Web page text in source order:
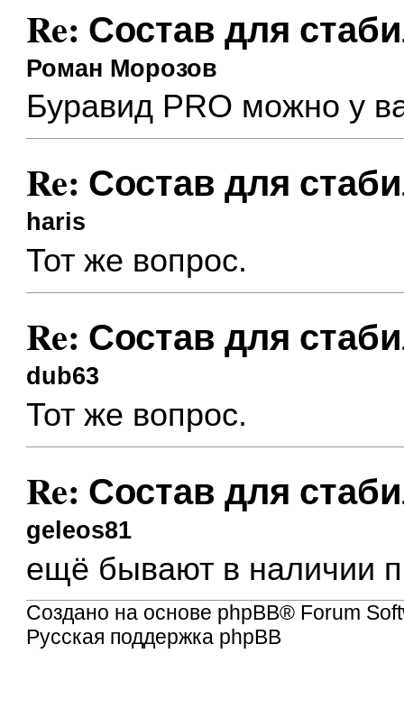
Re: Состав для
Роман Морозов
Буравид PRO можно у
Re: Состав для
haris
Тот же вопрос.
Re: Состав для
dub63
Тот же вопрос.
Re: Состав для
geleos81
ещё бывают в наличии
Создано на основе phpBB® Forum
Русская поддержка phpBB